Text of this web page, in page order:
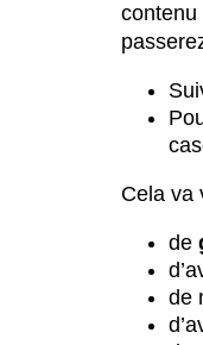
contenu
Cela va
de
de